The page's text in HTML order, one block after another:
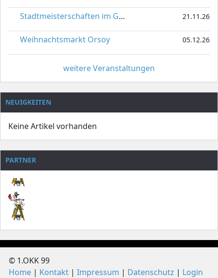
Stadtmeisterschaften im Gardetanz 21.11.26
Weihnachtsmarkt Orsoy 05.12.26
weitere Veranstaltungen
NEUIGKEITEN
Keine Artikel vorhanden
PARTNER
© 1.OKK 99
Home
Kontakt Impressum Datenschutz Login